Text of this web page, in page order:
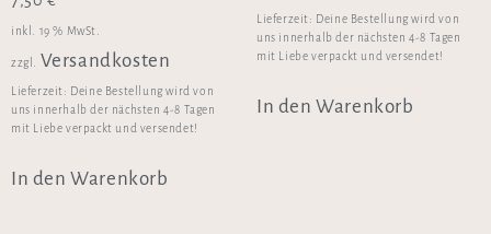
inkl. 19 % MwSt.
zzgl. Versandkosten
Lieferzeit: Deine Bestellung wird von
uns innerhalb der nächsten 4-8 Tagen
mit Liebe verpackt und versendet!
In den Warenkorb
Lieferzeit: Deine Bestellung wird von
uns innerhalb der nächsten 4-8 Tagen
mit Liebe verpackt und versendet!
In den Warenkorb